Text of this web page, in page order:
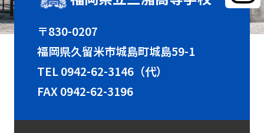
〒830-0207
福岡県久留米市城島町城島59-1
TEL0942-62-3146（代）
FAX 0942-62-3196